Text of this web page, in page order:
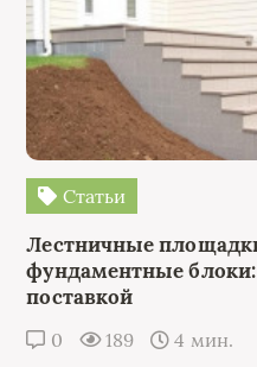
Статьи
Лестничные
фундаментные блоки:
поставкой
0 189 4 мин.